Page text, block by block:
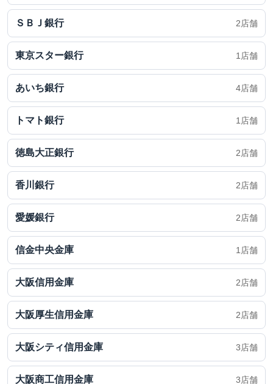
ＳＢＪ銀行 2店舗
東京スター銀行 1店舗
あいち銀行 4店舗
トマト銀行 1店舗
徳島大正銀行 2店舗
香川銀行 2店舗
愛媛銀行 2店舗
信金中央金庫 1店舗
大阪信用金庫 2店舗
大阪厚生信用金庫 2店舗
大阪シティ信用金庫 3店舗
大阪商工信用金庫 3店舗